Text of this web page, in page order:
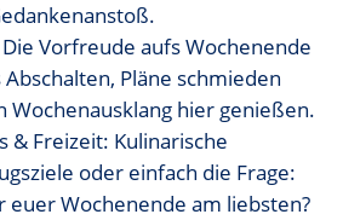
Vorfreude aufs Wochenende
Pläne schmieden
Wochenausklang hier genießen.
& Freizeit: Kulinarische
oder einfach die Frage:
euer Wochenende am liebsten?